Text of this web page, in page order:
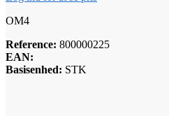
OM4
Reference: 800000225
EAN:
Basisenhed: STK